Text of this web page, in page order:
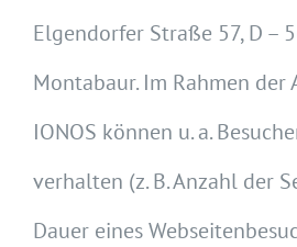
Elgendorfer Straße 57, D –
Montabaur. Im Rahmen der
IONOS können u. a.
verhalten (z. B. Anzahl der
Dauer eines